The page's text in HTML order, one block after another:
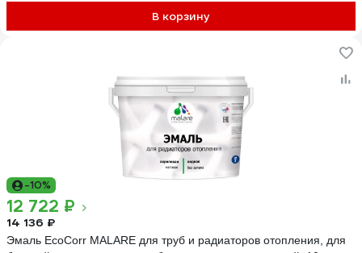
В корзину
-10%
12 722 ₽
14 136 ₽
Эмаль EcoCorr MALARE для труб и радиаторов отопления, для